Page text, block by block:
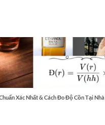
Xác Nhất & Cách Đo Độ Cồn Tại Nhà